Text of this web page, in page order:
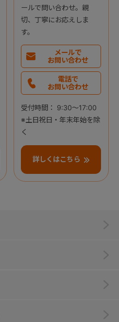
ールで問い合わせ。親
切、丁寧にお応えしま
す。
メールで
お問い合わせ
電話で
お問い合わせ
受付時間： 9:30～17:00
※土日祝日・年末年始を除
く
詳しくはこちら